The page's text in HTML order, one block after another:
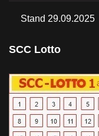
Stand 29.09.2025
SCC Lotto